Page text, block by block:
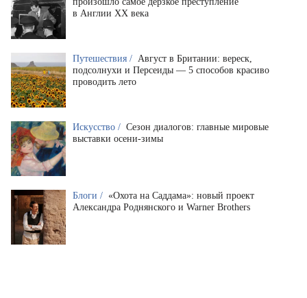
в Англии XX века
Путешествия / Август в Британии: вереск,
подсолнухи и Персеиды — 5 способов красиво
проводить лето
Искусство / Сезон диалогов: главные мировые
выставки осени-зимы
Блоги / «Охота на Саддама»: новый проект
Александра Роднянского и Warner Brothers